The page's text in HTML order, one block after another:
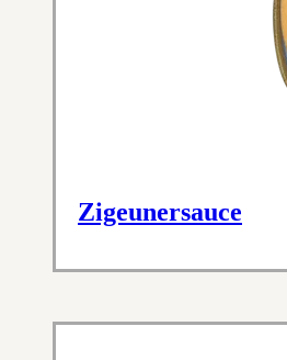
Zigeunersauce